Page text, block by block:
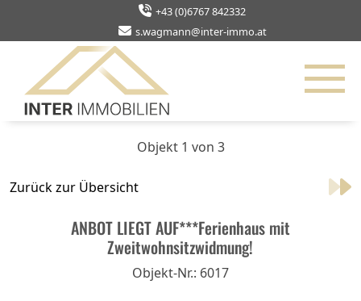
+43 (0)6767 842332
s.wagmann@inter-immo.at
Objekt 1 von 3
Zurück zur Übersicht
ANBOT LIEGT AUF***Ferienhaus mit
Zweitwohnsitzwidmung!
Objekt-Nr.: 6017